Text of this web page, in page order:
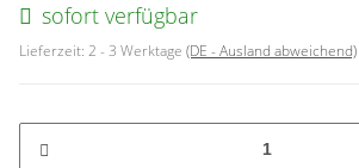
sofort verfügbar
Lieferzeit: 2 - 3 Werktage (DE - Ausland abweichend)